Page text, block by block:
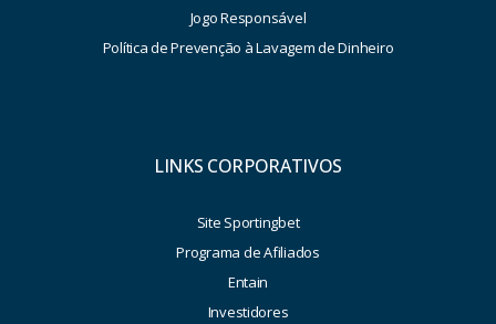
Jogo Responsável
Política de Prevenção à Lavagem de Dinheiro
LINKS CORPORATIVOS
Site Sportingbet
Programa de Afiliados
Entain
Investidores